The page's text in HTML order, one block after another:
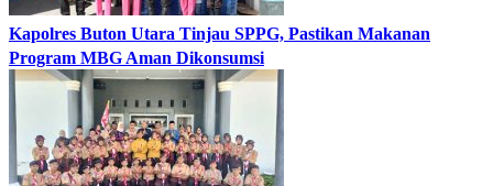
Kapolres Buton Utara Tinjau SPPG, Pastikan Makanan
Program MBG Aman Dikonsumsi